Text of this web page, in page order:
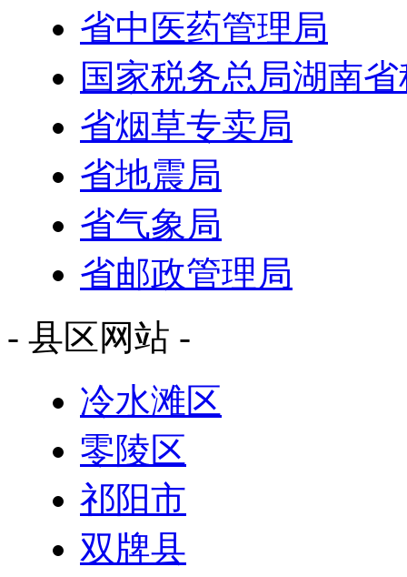
省中医药管理局
国家税务总局湖南
省烟草专卖局
省地震局
省气象局
省邮政管理局
- 县区网站 -
冷水滩区
零陵区
祁阳市
双牌县